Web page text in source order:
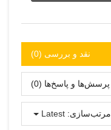
نقد و بررسی‌‌ (0)
پرسش‌ها و پاسخ‌ها (0)
مرتب‌سازی: Latest